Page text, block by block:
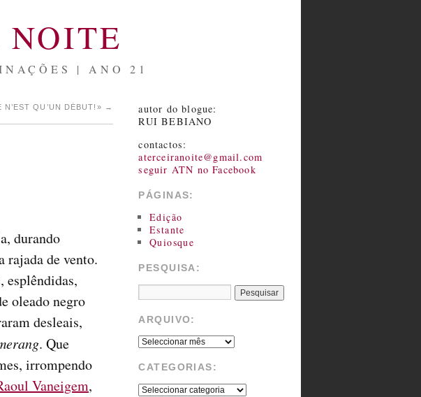
| ANO 21
N’EST QU’UN DÉBUT!» →
durando
rajada de vento.
esplêndidas,
oleado negro
desleais,
. Que
irrompendo
Vaneigem,
autor do blogue:
RUI BEBIANO
contactos:
aterceiranoite@gmail.com
seguir ATN no Facebook
PÁGINAS:
Edição
Estante
Quiosque
PESQUISA:
ARQUIVO:
CATEGORIAS: